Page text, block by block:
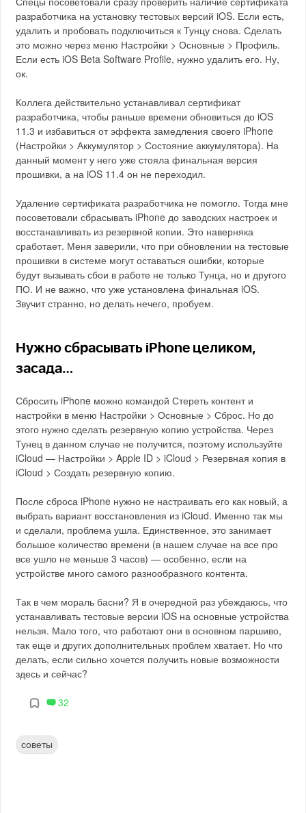
разработчика на установку тестовых версий iOS. Если есть,
удалить и пробовать подключиться к Тунцу снова. Сделать
это можно через меню Настройки > Основные > Профиль.
Если есть iOS Beta Software Profile, нужно удалить его. Ну,
ок.
Коллега действительно устанавливал сертификат
разработчика, чтобы раньше времени обновиться до iOS
11.3 и избавиться от эффекта замедления своего iPhone
(Настройки > Аккумулятор > Состояние аккумулятора). На
данный момент у него уже стояла финальная версия
прошивки, а на iOS 11.4 он не переходил.
Удаление сертификата разработчика не помогло. Тогда мне
посоветовали сбрасывать iPhone до заводских настроек и
восстанавливать из резервной копии. Это наверняка
сработает. Меня заверили, что при обновлении на тестовые
прошивки в системе могут оставаться ошибки, которые
будут вызывать сбои в работе не только Тунца, но и другого
ПО. И не важно, что уже установлена финальная iOS.
Звучит странно, но делать нечего, пробуем.
Нужно сбрасывать iPhone целиком,
засада…
Сбросить iPhone можно командой Стереть контент и
настройки в меню Настройки > Основные > Сброс. Но до
этого нужно сделать резервную копию устройства. Через
Тунец в данном случае не получится, поэтому используйте
iCloud — Настройки > Apple ID > iCloud > Резервная копия в
iCloud > Создать резервную копию.
После сброса iPhone нужно не настраивать его как новый, а
выбрать вариант восстановления из iCloud. Именно так мы
и сделали, проблема ушла. Единственное, это занимает
большое количество времени (в нашем случае на все про
все ушло не меньше 3 часов) — особенно, если на
устройстве много самого разнообразного контента.
Так в чем мораль басни? Я в очередной раз убеждаюсь, что
устанавливать тестовые версии iOS на основные устройства
нельзя. Мало того, что работают они в основном паршиво,
так еще и других дополнительных проблем хватает. Но что
делать, если сильно хочется получить новые возможности
здесь и сейчас?
32
советы